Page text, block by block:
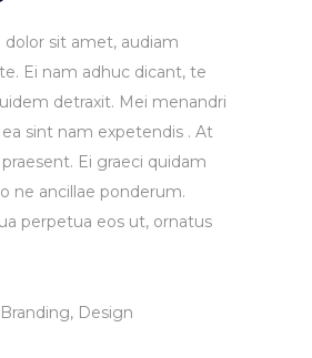
sit amet, audiam
Ei nam adhuc dicant, te
detraxit. Mei menandri
sint nam expetendis . At
Ei graeci quidam
ne ancillae ponderum.
perpetua eos ut, ornatus
Branding Design